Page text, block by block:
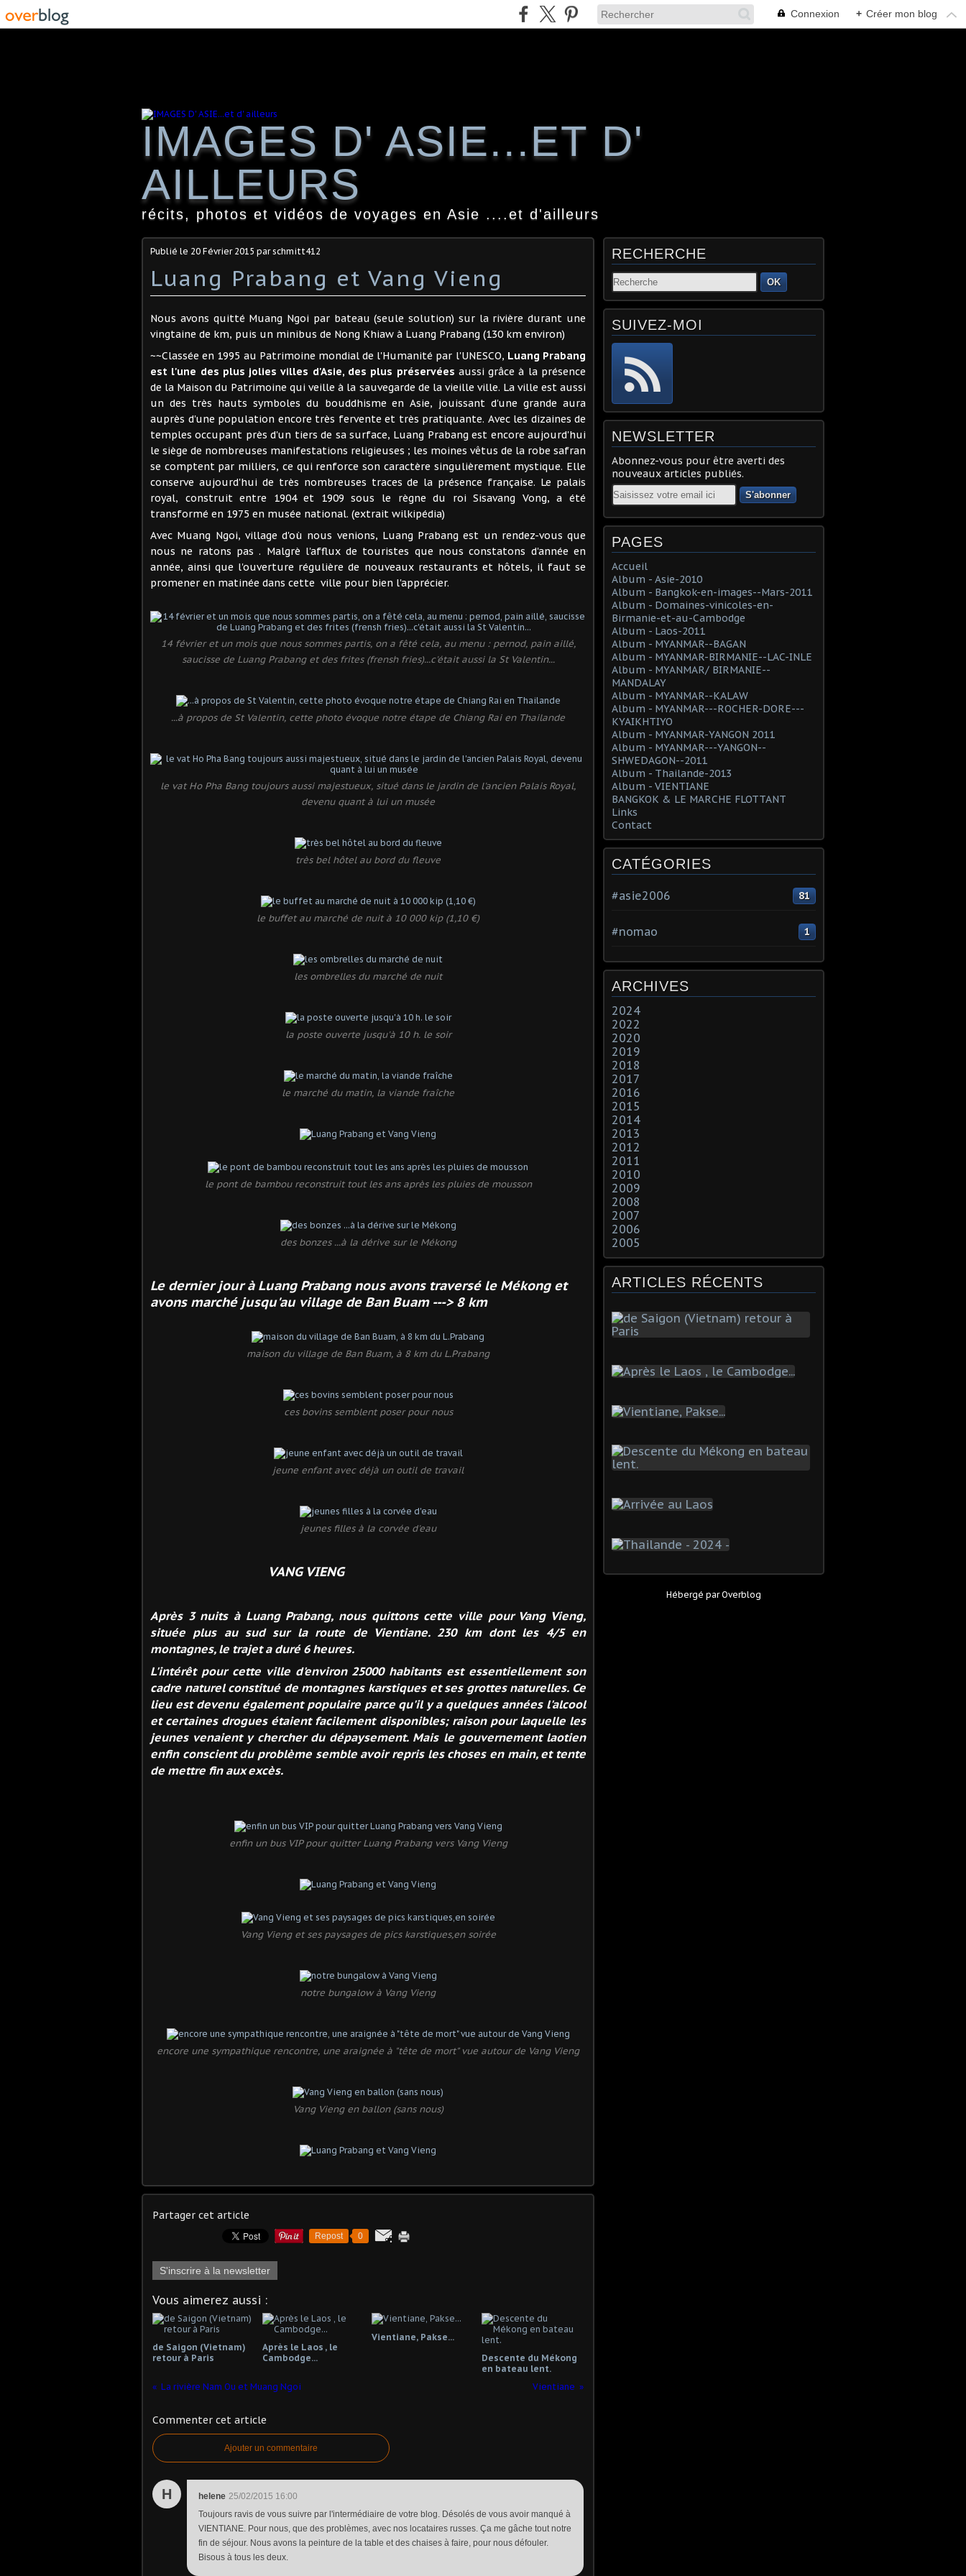
Connexion + Créer mon blog
IMAGES D' ASIE...ET D'
AILLEURS
récits, photos et vidéos de voyages en Asie ....et d'ailleurs
Publié le 20 Février 2015 par schmitt412
Luang Prabang et Vang Vieng
Nous avons quitté Muang Ngoi par bateau (seule solution) sur la rivière durant une
vingtaine de km, puis un minibus de Nong Khiaw à Luang Prabang (130 km environ)
~~Classée en 1995 au Patrimoine mondial de l'Humanité par l'UNESCO, Luang Prabang
est l'une des plus jolies villes d'Asie, des plus préservées aussi grâce à la présence
de la Maison du Patrimoine qui veille à la sauvegarde de la vieille ville. La ville est aussi
un des très hauts symboles du bouddhisme en Asie, jouissant d'une grande aura
auprès d'une population encore très fervente et très pratiquante. Avec les dizaines de
temples occupant près d'un tiers de sa surface, Luang Prabang est encore aujourd'hui
le siège de nombreuses manifestations religieuses ; les moines vêtus de la robe safran
se comptent par milliers, ce qui renforce son caractère singulièrement mystique. Elle
conserve aujourd'hui de très nombreuses traces de la présence française. Le palais
royal, construit entre 1904 et 1909 sous le règne du roi Sisavang Vong, a été
transformé en 1975 en musée national. (extrait wilkipédia)
Avec Muang Ngoi, village d'où nous venions, Luang Prabang est un rendez-vous que
nous ne ratons pas . Malgrè l'afflux de touristes que nous constatons d'année en
année, ainsi que l'ouverture régulière de nouveaux restaurants et hôtels, il faut se
promener en matinée dans cette ville pour bien l'apprécier.
14 février et un mois que nous sommes partis, on a fêté cela, au menu : pernod, pain aillé,
saucisse de Luang Prabang et des frites (frensh fries)...c'était aussi la St Valentin...
...à propos de St Valentin, cette photo évoque notre étape de Chiang Rai en Thailande
le vat Ho Pha Bang toujours aussi majestueux, situé dans le jardin de l'ancien Palais Royal,
devenu quant à lui un musée
très bel hôtel au bord du fleuve
le buffet au marché de nuit à 10 000 kip (1,10 €)
les ombrelles du marché de nuit
la poste ouverte jusqu'à 10 h. le soir
le marché du matin, la viande fraîche
le pont de bambou reconstruit tout les ans après les pluies de mousson
des bonzes ...à la dérive sur le Mékong
Le dernier jour à Luang Prabang nous avons traversé le Mékong et
avons marché jusqu'au village de Ban Buam ---> 8 km
maison du village de Ban Buam, à 8 km du L.Prabang
ces bovins semblent poser pour nous
jeune enfant avec déjà un outil de travail
jeunes filles à la corvée d'eau
VANG VIENG
Après 3 nuits à Luang Prabang, nous quittons cette ville pour Vang Vieng,
située plus au sud sur la route de Vientiane. 230 km dont les 4/5 en
montagnes, le trajet a duré 6 heures.
L'intérêt pour cette ville d'environ 25000 habitants est essentiellement son
cadre naturel constitué de montagnes karstiques et ses grottes naturelles. Ce
lieu est devenu également populaire parce qu'il y a quelques années l'alcool
et certaines drogues étaient facilement disponibles; raison pour laquelle les
jeunes venaient y chercher du dépaysement. Mais le gouvernement laotien
enfin conscient du problème semble avoir repris les choses en main, et tente
de mettre fin aux excès.
enfin un bus VIP pour quitter Luang Prabang vers Vang Vieng
Vang Vieng et ses paysages de pics karstiques,en soirée
notre bungalow à Vang Vieng
encore une sympathique rencontre, une araignée à "tête de mort" vue autour de Vang Vieng
Vang Vieng en ballon (sans nous)
Partager cet article
Repost 0
S'inscrire à la newsletter
Vous aimerez aussi :
de Saigon (Vietnam)
retour à Paris
Après le Laos , le
Cambodge...
Vientiane, Pakse...
Descente du Mékong
en bateau lent.
La rivière Nam Ou et Muang Ngoi
Vientiane
Commenter cet article
Ajouter un commentaire
H helene 25/02/2015 16:00
Toujours ravis de vous suivre par l'intermédiaire de votre blog. Désolés de vous avoir manqué à
VIENTIANE. Pour nous, que des problèmes, avec nos locataires russes. Ça me gâche tout notre
fin de séjour. Nous avons la peinture de la table et des chaises à faire, pour nous défouler.
Bisous à tous les deux.
RECHERCHE
OK
SUIVEZ-MOI
NEWSLETTER
Abonnez-vous pour être averti des
nouveaux articles publiés.
Email
PAGES
Accueil
Album - Asie-2010
Album - Bangkok-en-images--Mars-2011
Album - Domaines-vinicoles-en-
Birmanie-et-au-Cambodge
Album - Laos-2011
Album - MYANMAR--BAGAN
Album - MYANMAR-BIRMANIE--LAC-INLE
Album - MYANMAR/ BIRMANIE--
MANDALAY
Album - MYANMAR--KALAW
Album - MYANMAR---ROCHER-DORE---
KYAIKHTIYO
Album - MYANMAR-YANGON 2011
Album - MYANMAR---YANGON--
SHWEDAGON--2011
Album - Thailande-2013
Album - VIENTIANE
BANGKOK & LE MARCHE FLOTTANT
Links
Contact
CATÉGORIES
#asie2006 81
#nomao 1
ARCHIVES
2024
2022
2020
2019
2018
2017
2016
2015
2014
2013
2012
2011
2010
2009
2008
2007
2006
2005
ARTICLES RÉCENTS
Hébergé parOverblog